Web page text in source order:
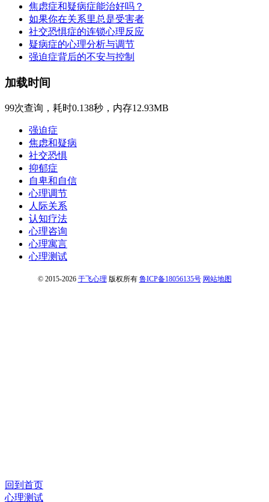
焦虑症和疑病症能治好吗？
如果你在关系里总是受害者
社交恐惧症的连锁心理反应
疑病症的心理分析与调节
强迫症背后的不安与控制
加载时间
99次查询，耗时0.138秒，内存12.93MB
强迫症
焦虑和疑病
社交恐惧
抑郁症
自卑和自信
心理调节
人际关系
认知疗法
心理咨询
心理寓言
心理测试
© 2015-2026 于飞心理 版权所有 鲁ICP备18056135号 网站地图
回到首页
心理测试